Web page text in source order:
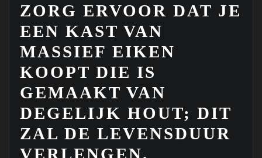
ZORG ERVOOR DAT JE
EEN KAST VAN
MASSIEF EIKEN
KOOPT DIE IS
GEMAAKT VAN
DEGELIJK HOUT; DIT
ZAL DE LEVENSDUUR
VERLENGEN.